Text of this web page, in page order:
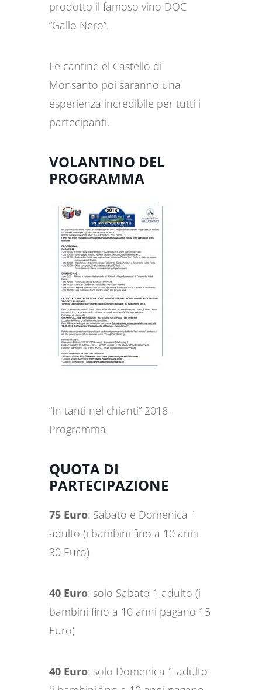
prodotto il famoso vino DOC
“Gallo Nero”.
Le cantine el Castello di
Monsanto poi saranno una
esperienza incredibile per tutti i
partecipanti.
VOLANTINO DEL
PROGRAMMA
“In tanti nel chianti” 2018-
Programma
QUOTA DI
PARTECIPAZIONE
75 Euro: Sabato e Domenica 1
adulto (i bambini fino a 10 anni
30 Euro)
40 Euro: solo Sabato 1 adulto (i
bambini fino a 10 anni pagano 15
Euro)
40 Euro: solo Domenica 1 adulto